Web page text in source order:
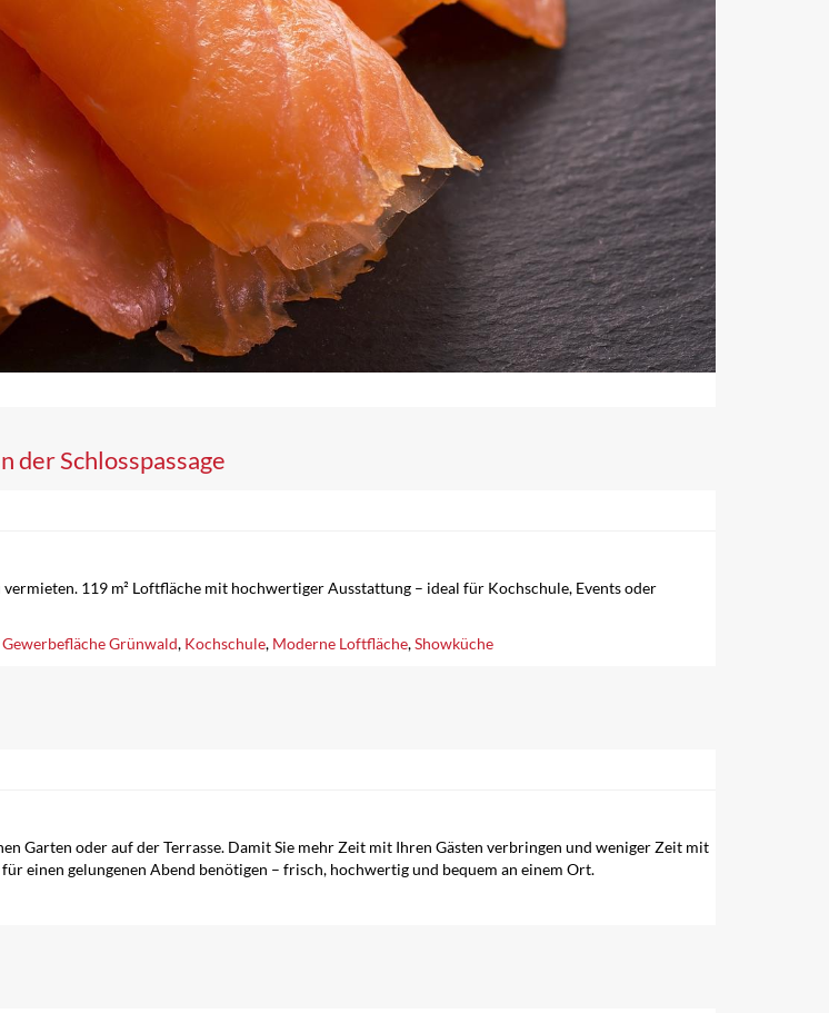
der Schlosspassage
119 m² Loftfläche mit hochwertiger Ausstattung – ideal für Kochschule, Events oder
Gewerbefläche Grünwald, Kochschule, Moderne Loftfläche,Showküche
Garten oder auf der Terrasse. Damit Sie mehr Zeit mit Ihren Gästen verbringen und weniger Zeit mit
einen gelungenen Abend benötigen – frisch, hochwertig und bequem an einem Ort.